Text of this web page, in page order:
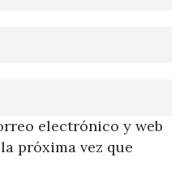
electrónico y web
próxima vez que